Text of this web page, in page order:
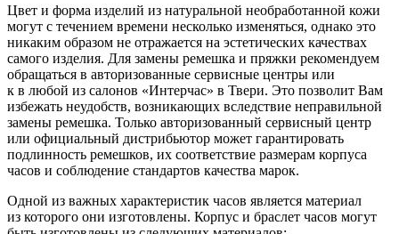
Цвет и форма изделий из натуральной необработанной кожи
могут с течением времени несколько изменяться, однако это
никаким образом не отражается на эстетических качествах
самого изделия. Для замены ремешка и пряжки рекомендуем
обращаться в авторизованные сервисные центры или
к в любой из салонов «Интерчас» в Твери. Это позволит Вам
избежать неудобств, возникающих вследствие неправильной
замены ремешка. Только авторизованный сервисный центр
или официальный дистрибьютор может гарантировать
подлинность ремешков, их соответствие размерам корпуса
часов и соблюдение стандартов качества марок.
Одной из важных характеристик часов является материал
из которого они изготовлены. Корпус и браслет часов могут